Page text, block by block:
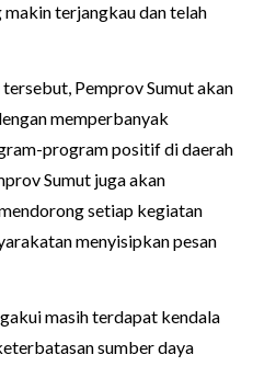
makin terjangkau dan telah
Pemprov Sumut akan
memperbanyak
program positif di daerah
Sumut juga akan
setiap kegiatan
menyisipkan pesan
masih terdapat kendala
sumber daya